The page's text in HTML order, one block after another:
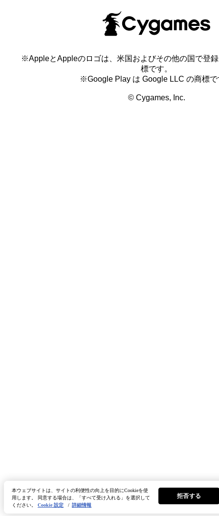
※AppleとAppleのロゴは、米国およびその他の国で登
標です。
※Google Play は Google LLC の商標で
© Cygames, Inc.
本ウェブサイトは、サイトの利便性の向上を目的にCookieを使
用します。 同意する場合は、「すべて受け入れる」を選択して
ください。 Cookie 設定 / 詳細情報
拒否する